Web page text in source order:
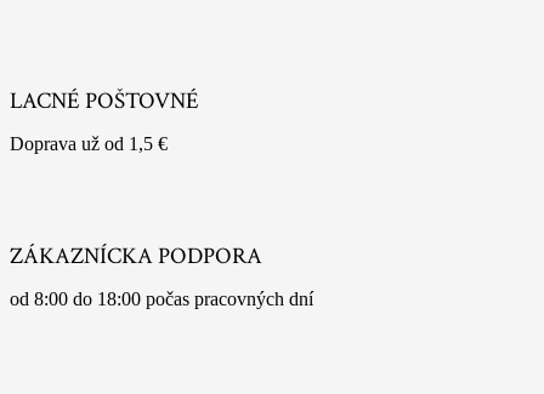
LACNÉ POŠTOVNÉ
Doprava už od 1,5 €
ZÁKAZNÍCKA PODPORA
od 8:00 do 18:00 počas pracovných dní